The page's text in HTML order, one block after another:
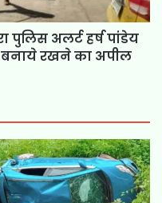
अलर्ट हर्ष पांडेय
बनाये रखने का अपील